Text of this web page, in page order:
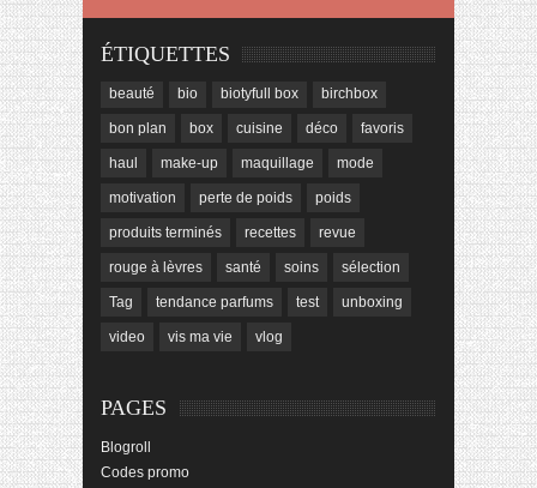
ÉTIQUETTES
beauté bio biotyfull box birchbox
bon plan box cuisine déco favoris
haul make-up maquillage mode
motivation perte de poids poids
produits terminés recettes revue
rouge à lèvres santé soins sélection
Tag tendance parfums test unboxing
video vis ma vie vlog
PAGES
Blogroll
Codes promo